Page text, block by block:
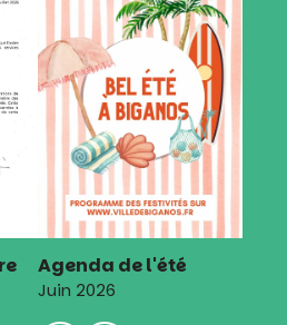
Agenda de l'été
Juin 2026